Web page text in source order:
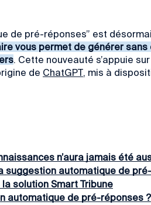
de pré-réponses” est
vous permet de générer
. Cette nouveauté s’appuie
de ChatGPT, mis à
n’aura jamais été
suggestion automatique de
solution Smart Tribune
automatique de pré-réponses ?